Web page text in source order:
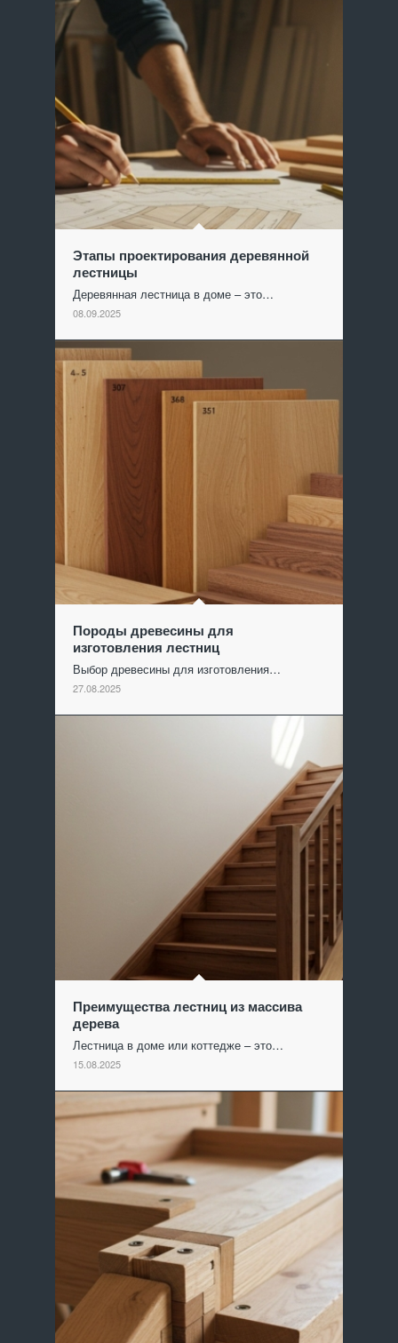
Этапы проектирования деревянной
лестницы
Деревянная лестница в доме – это…
08.09.2025
Породы древесины для
изготовления лестниц
Выбор древесины для изготовления…
27.08.2025
Преимущества лестниц из массива
дерева
Лестница в доме или коттедже – это…
15.08.2025